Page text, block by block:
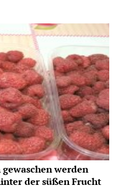
werden
der süßen Frucht